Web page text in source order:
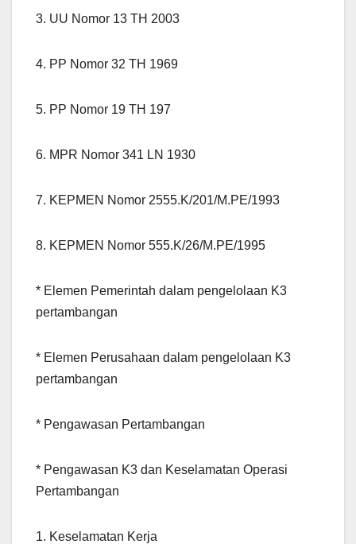
3. UU Nomor 13 TH 2003
4. PP Nomor 32 TH 1969
5. PP Nomor 19 TH 197
6. MPR Nomor 341 LN 1930
7. KEPMEN Nomor 2555.K/201/M.PE/1993
8. KEPMEN Nomor 555.K/26/M.PE/1995
* Elemen Pemerintah dalam pengelolaan K3
pertambangan
* Elemen Perusahaan dalam pengelolaan K3
pertambangan
* Pengawasan Pertambangan
* Pengawasan K3 dan Keselamatan Operasi
Pertambangan
1. Keselamatan Kerja